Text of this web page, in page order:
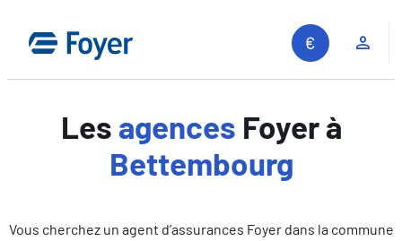
contenu
Les agences Foyer à
Bettembourg
Vous cherchez un agent d’assurances Foyer dans la commune